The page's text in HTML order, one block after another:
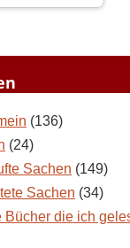
(136)
(24)
Sachen (149)
Sachen (34)
Bücher die ich